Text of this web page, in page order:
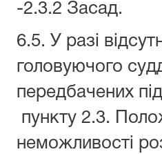
-2.3.2 Засад.
6.5. У разі
головуючого
передбачених
пункту 2.3.
неможливості